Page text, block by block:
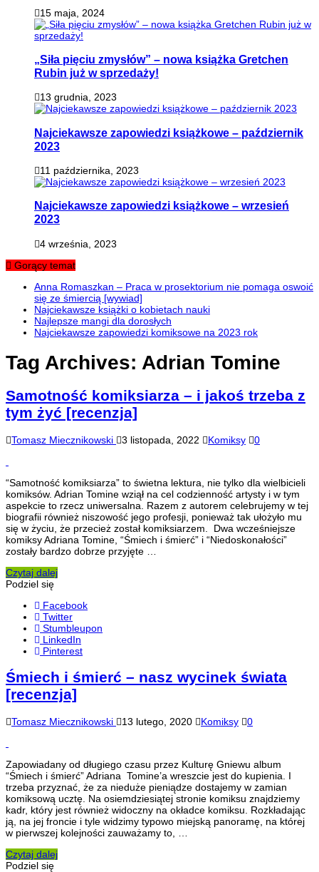
15 maja, 2024
„Siła pięciu zmysłów” – nowa książka Gretchen
Rubin już w sprzedaży!
13 grudnia, 2023
Najciekawsze zapowiedzi książkowe – październik
2023
11 października, 2023
Najciekawsze zapowiedzi książkowe – wrzesień
2023
4 września, 2023
Gorący temat
Anna Romaszkan – Praca w prosektorium nie pomaga oswoić
się ze śmiercią [wywiad]
Najciekawsze książki o kobietach nauki
Najlepsze mangi dla dorosłych
Najciekawsze zapowiedzi komiksowe na 2023 rok
Tag Archives: Adrian Tomine
Samotność komiksiarza – i jakoś trzeba z
tym żyć [recenzja]
Tomasz Miecznikowski 3 listopada, 2022 Komiksy 0
“Samotność komiksiarza” to świetna lektura, nie tylko dla wielbicieli
komiksów. Adrian Tomine wziął na cel codzienność artysty i w tym
aspekcie to rzecz uniwersalna. Razem z autorem celebrujemy w tej
biografii również niszowość jego profesji, ponieważ tak ułożyło mu
się w życiu, że przecież został komiksiarzem. Dwa wcześniejsze
komiksy Adriana Tomine, “Śmiech i śmierć” i “Niedoskonałości”
zostały bardzo dobrze przyjęte …
Czytaj dalej
Podziel się
Facebook
Twitter
Stumbleupon
LinkedIn
Pinterest
Śmiech i śmierć – nasz wycinek świata
[recenzja]
Tomasz Miecznikowski 13 lutego, 2020 Komiksy 0
Zapowiadany od długiego czasu przez Kulturę Gniewu album
“Śmiech i śmierć” Adriana Tomine’a wreszcie jest do kupienia. I
trzeba przyznać, że za nieduże pieniądze dostajemy w zamian
komiksową ucztę. Na osiemdziesiątej stronie komiksu znajdziemy
kadr, który jest również widoczny na okładce komiksu. Rozkładając
ją, na jej froncie i tyle widzimy typowo miejską panoramę, na której
w pierwszej kolejności zauważamy to, …
Czytaj dalej
Podziel się